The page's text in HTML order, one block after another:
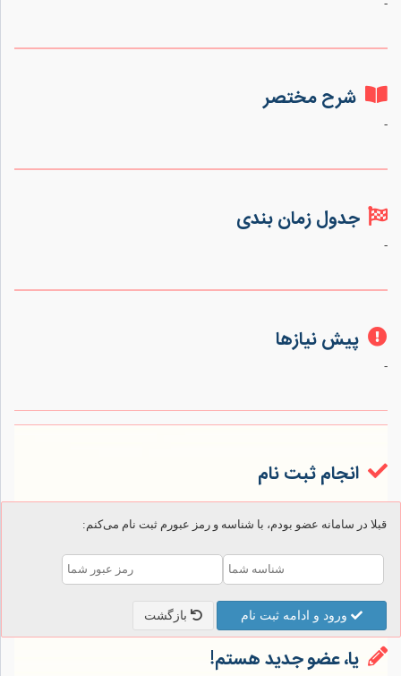
-
شرح مختصر
-
جدول زمان بندی
-
پیش نیازها
-
انجام ثبت نام
قبلا در سامانه عضو بودم، با شناسه و رمز عبورم ثبت نام می‌کنم:
ورود و ادامه ثبت نام بازگشت
یا، عضو جدید هستم!